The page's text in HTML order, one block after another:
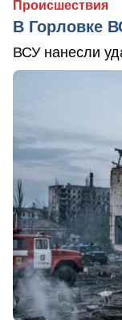
Происшествия
В Горловке
ВСУ нанесли